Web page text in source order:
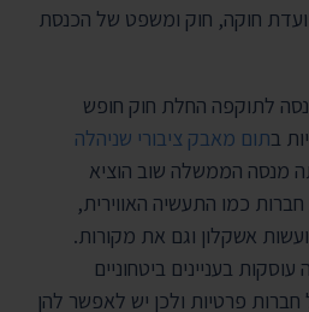
חוקה, חוק ומשפט של הכנסת
לתוקפה החלת חוק חופש
בתום מאבק ציבורי שניהלה
מנסה הממשלה שוב הוציא
כמו התעשיה האווירית,
אשקלון וגם את מקורות.
בעניינים ביטחוניים
פרטיות ולכן יש לאפשר להן